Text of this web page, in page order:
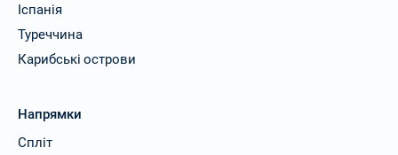
Іспанія
Туреччина
Карибські острови
Напрямки
Спліт